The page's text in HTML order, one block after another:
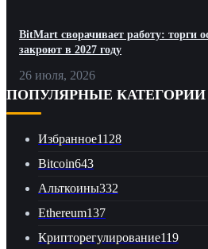
BitMart сворачивает работу: торги
закроют в 2027 году
26 июля, 2026
ПОПУЛЯРНЫЕ КАТЕГОРИИ
Избранное1128
Bitcoin643
Альткоины332
Ethereum137
Крипторегулирование119